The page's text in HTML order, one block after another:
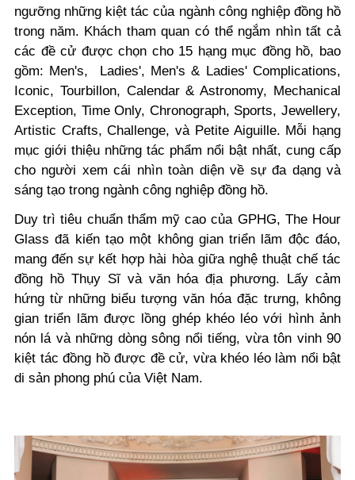
ngưỡng những kiệt tác của ngành công nghiệp đồng hồ
trong năm. Khách tham quan có thể ngắm nhìn tất cả
các đề cử được chọn cho 15 hạng mục đồng hồ, bao
gồm: Men's, Ladies', Men's & Ladies' Complications,
Iconic, Tourbillon, Calendar & Astronomy, Mechanical
Exception, Time Only, Chronograph, Sports, Jewellery,
Artistic Crafts, Challenge, và Petite Aiguille. Mỗi hạng
mục giới thiệu những tác phẩm nổi bật nhất, cung cấp
cho người xem cái nhìn toàn diện về sự đa dạng và
sáng tạo trong ngành công nghiệp đồng hồ.
Duy trì tiêu chuẩn thẩm mỹ cao của GPHG, The Hour
Glass đã kiến tạo một không gian triển lãm độc đáo,
mang đến sự kết hợp hài hòa giữa nghệ thuật chế tác
đồng hồ Thụy Sĩ và văn hóa địa phương. Lấy cảm
hứng từ những biểu tượng văn hóa đặc trưng, không
gian triển lãm được lồng ghép khéo léo với hình ảnh
nón lá và những dòng sông nổi tiếng, vừa tôn vinh 90
kiệt tác đồng hồ được đề cử, vừa khéo léo làm nổi bật
di sản phong phú của Việt Nam.